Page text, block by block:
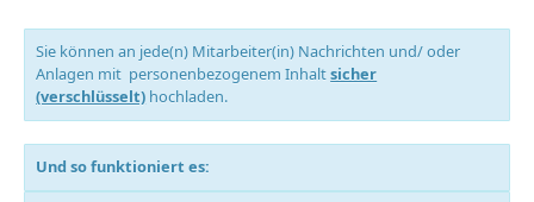
Sie können an jede(n) Mitarbeiter(in) Nachrichten und/ oder
Anlagen mit personenbezogenem Inhaltsicher
(verschlüsselt) hochladen.
Und so funktioniert es: